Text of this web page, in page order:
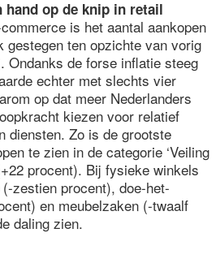
hand op de knip in retail
is het aantal aankopen
gestegen ten opzichte van vorig
Ondanks de forse inflatie steeg
echter met slechts vier
op dat meer Nederlanders
kiezen voor relatief
diensten. Zo is de grootste
te zien in de categorie ‘Veiling
procent). Bij fysieke winkels
zestien procent), doe-het-
en meubelzaken (-twaalf
daling zien.